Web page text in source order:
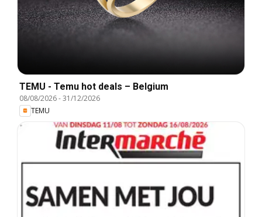
TEMU - Temu hot deals – Belgium
08/08/2026-31/12/2026
TEMU